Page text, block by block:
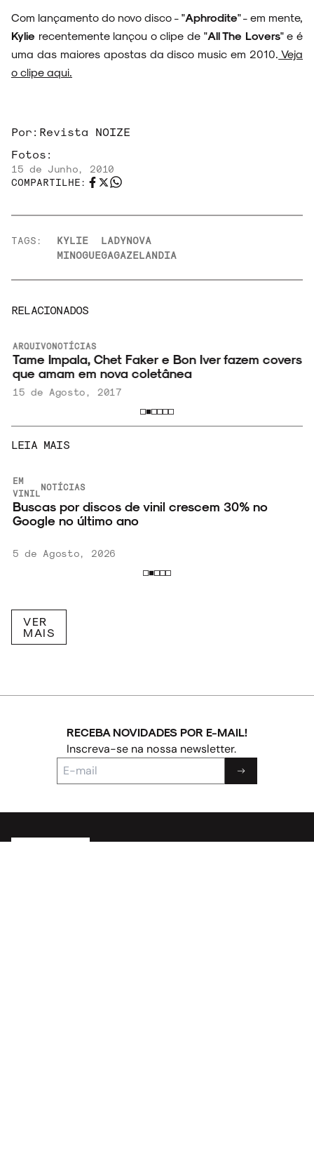
NOIZE RECORD CLUB
Com lançamento do novo disco - "Aphrodite" - em mente,
Kylie recentemente lançou o clipe de "All The Lovers" e é
uma das maiores apostas da disco music em 2010. Veja
o clipe aqui.
Por: Revista NOIZE
Fotos:
15 de Junho, 2010
COMPARTILHE:
TAGS:
KYLIE
MINOGUE
LADY
GAGA
NOVA
ZELANDIA
RELACIONADOS
ARQUIVONOTÍCIAS
Tame Impala, Chet Faker e Bon Iver fazem covers
que amam em nova coletânea
15 de Agosto, 2017
LEIA MAIS
EM
VINIL
NOTÍCIAS
Buscas por discos de vinil crescem 30% no
Google no último ano
5 de Agosto, 2026
VER
MAIS
RECEBA NOVIDADES POR E-MAIL!
Inscreva-se na nossa newsletter.